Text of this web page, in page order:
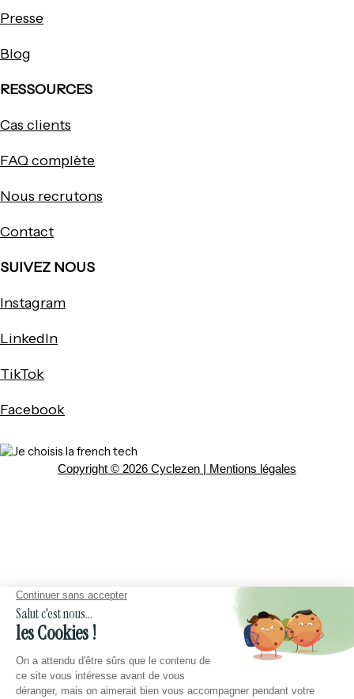
Presse
Blog
RESSOURCES
Cas clients
FAQ complète
Nous recrutons
Contact
SUIVEZ NOUS
Instagram
LinkedIn
TikTok
Facebook
Copyright © 2026 Cyclezen | Mentions légales